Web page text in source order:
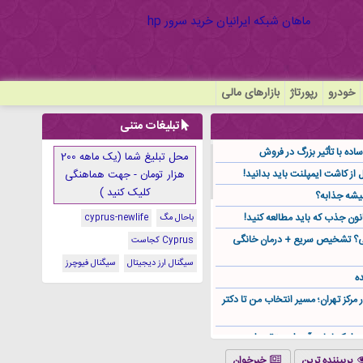
خودرو رپورتاژ بازارهای مالی
با تأثیر بزرگ در فروش
جذابه؟
جذب که باید مطالعه کنید!
تشخیص سریع + درمان خانگی
مرکز تهران؛ مسیر انتخاب من تا دکتر
کجا باید آن را مستقیم از
تبلیغات متنی
محل تبلیغ شما (یک ماهه 200
هزار تومان - جهت هماهنگی
کلیک کنید )
باحال مگ
cyprus-newlife
Cyprus کجاست
سیگنال ارز دیجیتال
سیگنال فیوچرز